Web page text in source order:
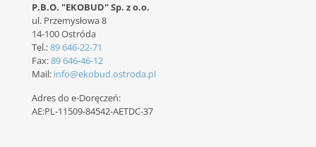
P.B.O. "EKOBUD" Sp. z o.o.
ul. Przemysłowa 8
14-100 Ostróda
Tel.:89 646-22-71
Fax:89 646-46-12
Mail: info@ekobud.ostroda.pl
Adres do e-Doręczeń:
AE:PL-11509-84542-AETDC-37